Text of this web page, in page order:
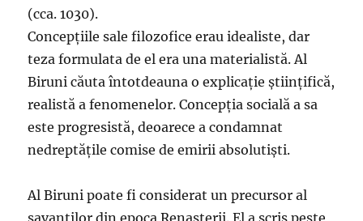
(cca. 1030).
Concepțiile sale filozofice erau idealiste, dar
teza formulata de el era una materialistă. Al
Biruni căuta întotdeauna o explicație științifică,
realistă a fenomenelor. Concepția socială a sa
este progresistă, deoarece a condamnat
nedreptățile comise de emirii absolutiști.
Al Biruni poate fi considerat un precursor al
savanților din epoca Renașterii. El a scris peste